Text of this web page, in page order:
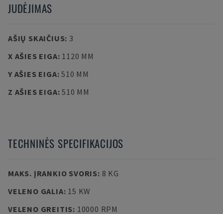
JUDĖJIMAS
AŠIŲ SKAIČIUS: 3
X AŠIES EIGA: 1120 MM
Y AŠIES EIGA:510 MM
Z AŠIES EIGA:510 MM
TECHNINĖS SPECIFIKACIJOS
MAKS. ĮRANKIO SVORIS: 8 KG
VELENO GALIA: 15 KW
VELENO GREITIS: 10000 RPM